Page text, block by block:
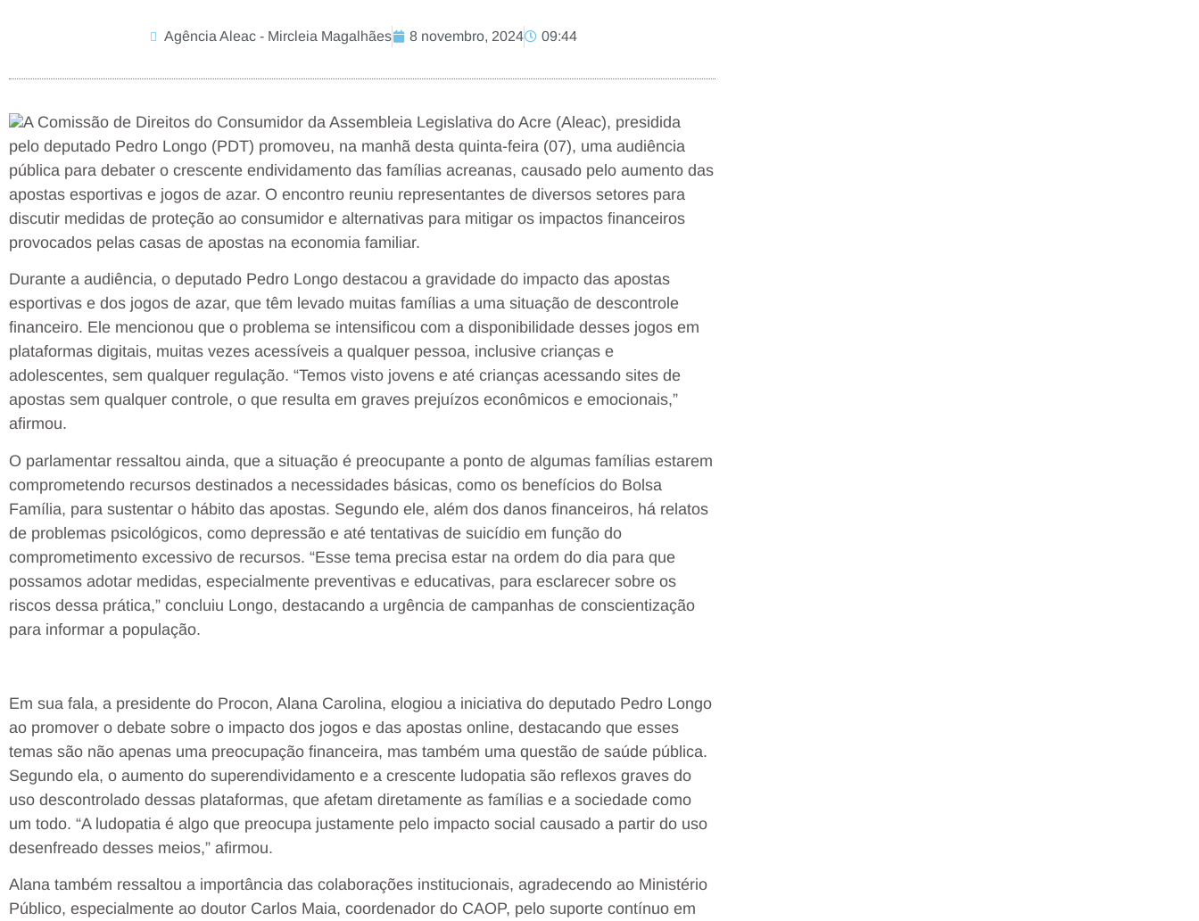
Agência Aleac - Mircleia Magalhães 8 novembro, 2024 09:44
A Comissão de Direitos do Consumidor da Assembleia Legislativa do Acre (Aleac), presidida
pelo deputado Pedro Longo (PDT) promoveu, na manhã desta quinta-feira (07), uma audiência
pública para debater o crescente endividamento das famílias acreanas, causado pelo aumento das
apostas esportivas e jogos de azar. O encontro reuniu representantes de diversos setores para
discutir medidas de proteção ao consumidor e alternativas para mitigar os impactos financeiros
provocados pelas casas de apostas na economia familiar.
Durante a audiência, o deputado Pedro Longo destacou a gravidade do impacto das apostas
esportivas e dos jogos de azar, que têm levado muitas famílias a uma situação de descontrole
financeiro. Ele mencionou que o problema se intensificou com a disponibilidade desses jogos em
plataformas digitais, muitas vezes acessíveis a qualquer pessoa, inclusive crianças e
adolescentes, sem qualquer regulação. “Temos visto jovens e até crianças acessando sites de
apostas sem qualquer controle, o que resulta em graves prejuízos econômicos e emocionais,”
afirmou.
O parlamentar ressaltou ainda, que a situação é preocupante a ponto de algumas famílias estarem
comprometendo recursos destinados a necessidades básicas, como os benefícios do Bolsa
Família, para sustentar o hábito das apostas. Segundo ele, além dos danos financeiros, há relatos
de problemas psicológicos, como depressão e até tentativas de suicídio em função do
comprometimento excessivo de recursos. “Esse tema precisa estar na ordem do dia para que
possamos adotar medidas, especialmente preventivas e educativas, para esclarecer sobre os
riscos dessa prática,” concluiu Longo, destacando a urgência de campanhas de conscientização
para informar a população.
Em sua fala, a presidente do Procon, Alana Carolina, elogiou a iniciativa do deputado Pedro Longo
ao promover o debate sobre o impacto dos jogos e das apostas online, destacando que esses
temas são não apenas uma preocupação financeira, mas também uma questão de saúde pública.
Segundo ela, o aumento do superendividamento e a crescente ludopatia são reflexos graves do
uso descontrolado dessas plataformas, que afetam diretamente as famílias e a sociedade como
um todo. “A ludopatia é algo que preocupa justamente pelo impacto social causado a partir do uso
desenfreado desses meios,” afirmou.
Alana também ressaltou a importância das colaborações institucionais, agradecendo ao Ministério
Público, especialmente ao doutor Carlos Maia, coordenador do CAOP, pelo suporte contínuo em